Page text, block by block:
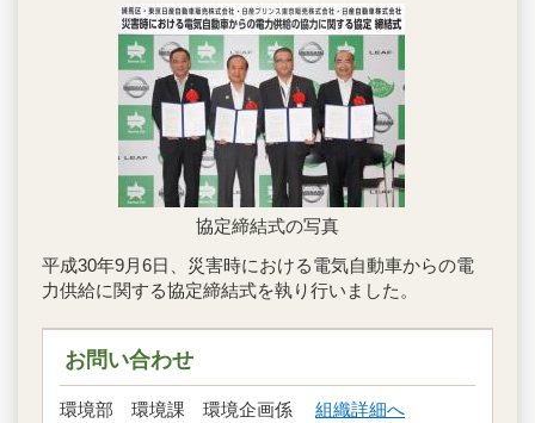
協定締結式の写真
平成30年9月6日、災害時における電気自動車からの電
力供給に関する協定締結式を執り行いました。
お問い合わせ
環境部 環境課 環境企画係 組織詳細へ